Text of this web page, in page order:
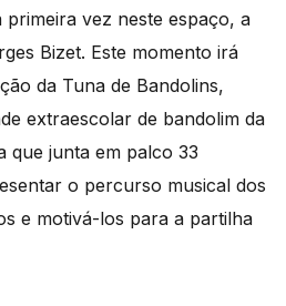
primeira vez neste espaço, a
Bizet. Este momento irá
da Tuna de Bandolins,
extraescolar de bandolim da
que junta em palco 33
o percurso musical dos
e motivá-los para a partilha